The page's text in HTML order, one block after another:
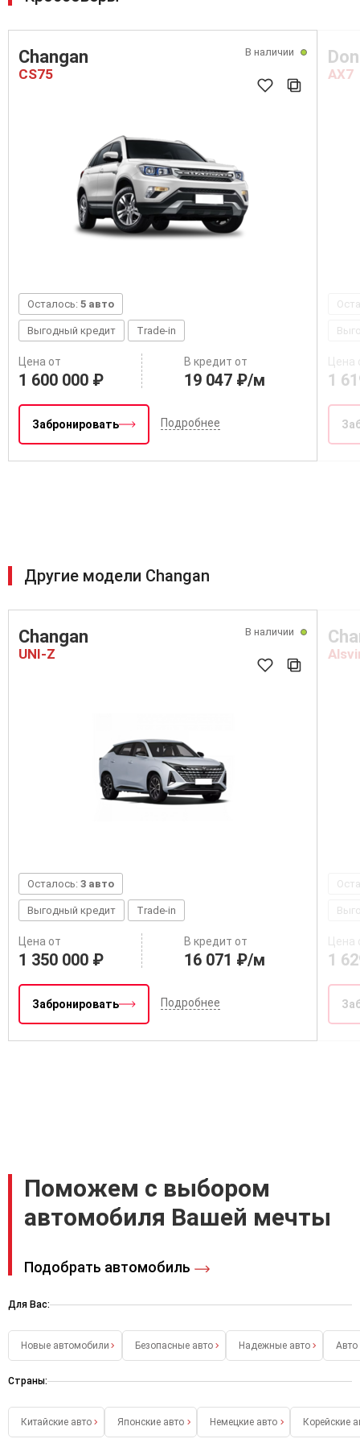
Ящик для хранения в передней консоли переднего
В наличии
Changan
CS75
Осталось: 5 авто
Выгодный кредит Trade-in
Цена от
1 600 000 ₽
В кредит от
19 047 ₽/м
Забронировать Подробнее
AX7
Цена
1
Другие модели Changan
В наличии
Changan
UNI-Z
Осталось: 3 авто
Выгодный кредит Trade-in
Цена от
1 350 000 ₽
В кредит от
16 071 ₽/м
Забронировать Подробнее
Цена
1
Поможем с выбором
автомобиля Вашей мечты
Подобрать автомобиль
Для Вас:
Новые автомобили Безопасные авто Надежные авто
Страны:
Китайские авто Японские авто Немецкие авто Корейские